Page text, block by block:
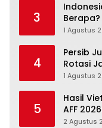
3
Nonton
1 Agustus
4
Persib
Rotasi
Percaya
1 Agustus
5
Hasil
AFF
Terbuka
2 Agustus